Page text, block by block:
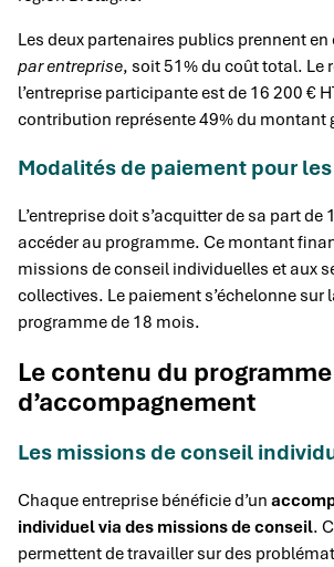
Les deux partenaires publics prennent en
par entreprise, soit 51% du coût total. Le
l’entreprise participante est de 16 200 €
contribution représente 49% du montant
Modalités de paiement pour
L’entreprise doit s’acquitter de sa part de
accéder au programme. Ce montant
missions de conseil individuelles et aux
collectives. Le paiement s’échelonne sur
programme de 18 mois.
Le contenu du programme
d’accompagnement
Les missions de conseil
Chaque entreprise bénéficie d’un
individuel via des missions de conseil.
permettent de travailler sur des